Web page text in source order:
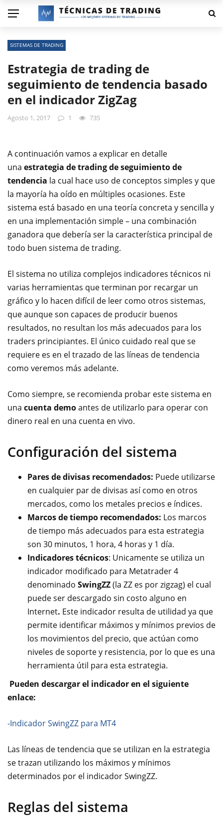
SISTEMAS DE TRADING
Estrategia de trading de
seguimiento de tendencia basado
en el indicador ZigZag
Agosto 1, 2017 1 735
A continuación vamos a explicar en detalle
una estrategia de trading de seguimiento de
tendencia la cual hace uso de conceptos simples y que
la mayoría ha oído en múltiples ocasiones. Este
sistema está basado en una teoría concreta y sencilla y
en una implementación simple – una combinación
ganadora que debería ser la característica principal de
todo buen sistema de trading.
El sistema no utiliza complejos indicadores técnicos ni
varias herramientas que terminan por recargar un
gráfico y lo hacen difícil de leer como otros sistemas,
que aunque son capaces de producir buenos
resultados, no resultan los más adecuados para los
traders principiantes. El único cuidado real que se
requiere es en el trazado de las líneas de tendencia
como veremos más adelante.
Como siempre, se recomienda probar este sistema en
una cuenta demoantes de utilizarlo para operar con
dinero real en una cuenta en vivo.
Configuración del sistema
Pares de divisas recomendados: Puede utilizarse
en cualquier par de divisas así como en otros
mercados, como los metales precios e índices.
Marcos de tiempo recomendados: Los marcos
de tiempo más adecuados para esta estrategia
son 30 minutos, 1 hora, 4 horas y 1 día.
Indicadores técnicos: Unicamente se utiliza un
indicador modificado para Metatrader 4
denominado SwingZZ(la ZZ es por zigzag) el cual
puede ser descargado sin costo alguno en
Internet. Este indicador resulta de utilidad ya que
permite identificar máximos y mínimos previos de
los movimientos del precio, que actúan como
niveles de soporte y resistencia, por lo que es una
herramienta útil para esta estrategia.
Pueden descargar el indicador en el siguiente
enlace:
-Indicador SwingZZ para MT4
Las líneas de tendencia que se utilizan en la estrategia
se trazan utilizando los máximos y mínimos
determinados por el indicador SwingZZ.
Reglas del sistema